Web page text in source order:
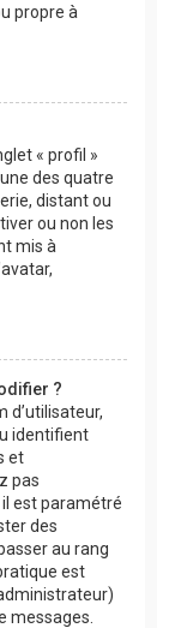
propre à
« profil »
des quatre
distant ou
ou non les
mis à
?
d’utilisateur,
identifient
et
pas
est paramétré
des
au rang
est
messages.